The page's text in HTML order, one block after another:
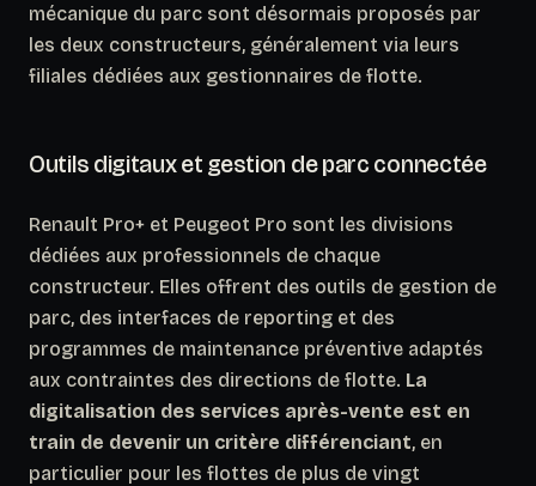
mécanique du parc sont désormais proposés par
les deux constructeurs, généralement via leurs
filiales dédiées aux gestionnaires de flotte.
Outils digitaux et gestion de parc connectée
Renault Pro+ et Peugeot Pro sont les divisions
dédiées aux professionnels de chaque
constructeur. Elles offrent des outils de gestion de
parc, des interfaces de reporting et des
programmes de maintenance préventive adaptés
aux contraintes des directions de flotte. La
digitalisation des services après-vente est en
train de devenir un critère différenciant, en
particulier pour les flottes de plus de vingt